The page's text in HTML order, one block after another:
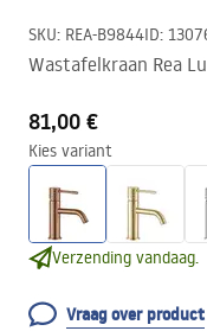
SKU: REA-B9844ID:
Wastafelkraan Rea
81,00 €
Kies variant
Verzending vandaag.
Vraag over product